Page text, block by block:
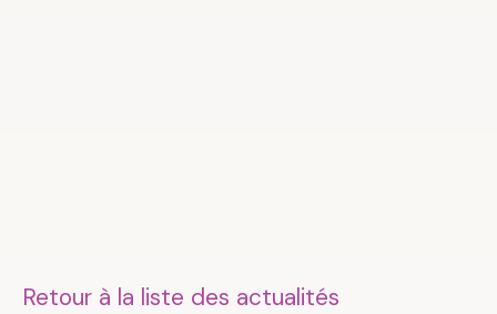
Retour à la liste des actualités